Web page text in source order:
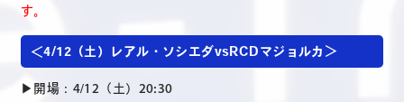
す。
＜4/12（土）レアル・ソシエダvsRCDマジョルカ＞
▶開場：4/12（土）20:30